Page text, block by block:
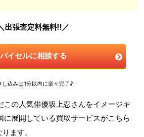
出張査定料無料!!／
バイセルに相談する
し込みは1分以内に楽々完了♪
この人気俳優坂上忍さんをイメージキ
に展開している買取サービスがこちら
ます。